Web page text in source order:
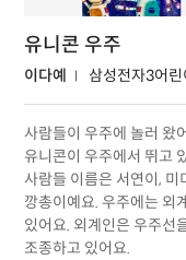
유니콘 우주
이다예 삼성전자3어린
사람들이 우주에 놀러 왔
유니콘이 우주에서 뛰고
사람들 이름은 서연이, 미
깡총이예요. 우주에는 외
있어요. 외계인은 우주선
조종하고 있어요.